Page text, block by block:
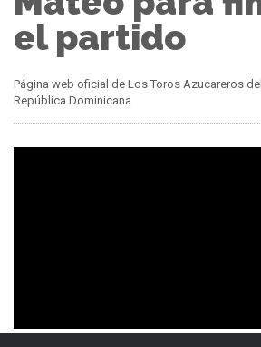
el partido
Página web oficial de Los Toros Azucareros
República Dominicana